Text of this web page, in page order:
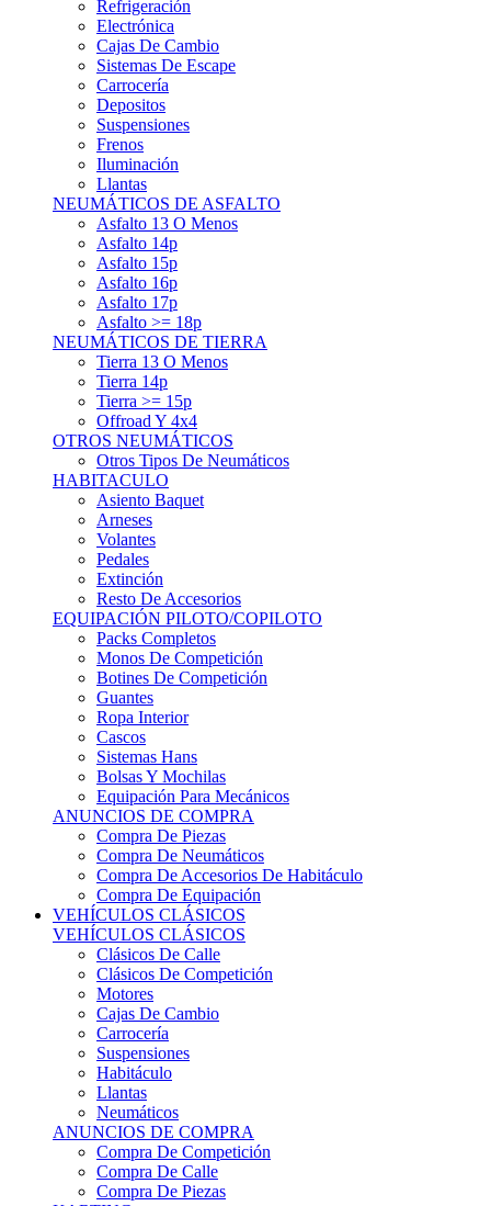
Asfalto >= 18p
NEUMÁTICOS DE TIERRA
Tierra 13 O Menos
Tierra 14p
Tierra >= 15p
Offroad Y 4x4
OTROS NEUMÁTICOS
Otros Tipos De Neumáticos
HABITACULO
Asiento Baquet
Arneses
Volantes
Pedales
Extinción
Resto De Accesorios
EQUIPACIÓN PILOTO/COPILOTO
Packs Completos
Monos De Competición
Botines De Competición
Guantes
Ropa Interior
Cascos
Sistemas Hans
Bolsas Y Mochilas
Equipación Para Mecánicos
ANUNCIOS DE COMPRA
Compra De Piezas
Compra De Neumáticos
Compra De Accesorios De Habitáculo
Compra De Equipación
VEHÍCULOS CLÁSICOS
VEHÍCULOS CLÁSICOS
Clásicos De Calle
Clásicos De Competición
Motores
Cajas De Cambio
Carrocería
Suspensiones
Habitáculo
Llantas
Neumáticos
ANUNCIOS DE COMPRA
Compra De Competición
Compra De Calle
Compra De Piezas
KARTING
KARTING
Karts Completos Alevín
Karts Completos Cadete
Karts Completos Junior
Karts Completos Senior
Superkart
Karts Completos Hobbye
Remolques
PIEZAS Y EQUIPACIONES
Mecanica
Chasis Y Repuestos
Frenos
Llantas
Neumáticos